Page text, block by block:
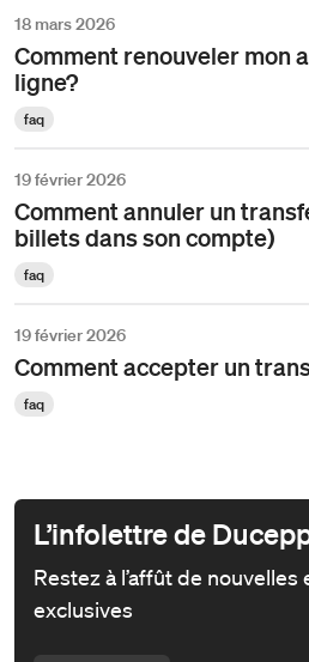
Comment renouveler mon
ligne?
faq
18 mars 2026
Comment annuler un
billets dans son compte)
faq
19 février 2026
Comment accepter un
faq
19 février 2026
L’infolettre de
Restez à l’affût de nouvelles
exclusives